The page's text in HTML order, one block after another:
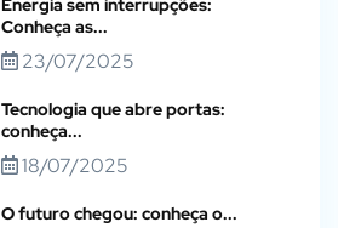
Energia sem interrupções:
Conheça as...
23/07/2025
Tecnologia que abre portas:
conheça...
18/07/2025
O futuro chegou: conheça o...